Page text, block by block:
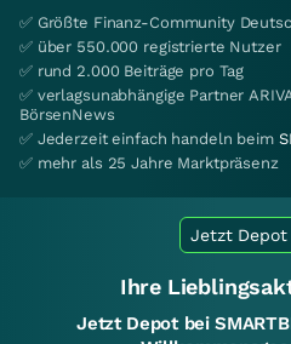
✅ Größte Finanz-Community
✅ über 550.000 registrierte Nutzer
✅ rund 2.000 Beiträge pro Tag
✅ verlagsunabhängige Partner
BörsenNews
✅ Jederzeit einfach handeln beim
✅ mehr als 25 Jahre Marktpräsenz
Jetzt Depot
Ihre
Jetzt Depot bei